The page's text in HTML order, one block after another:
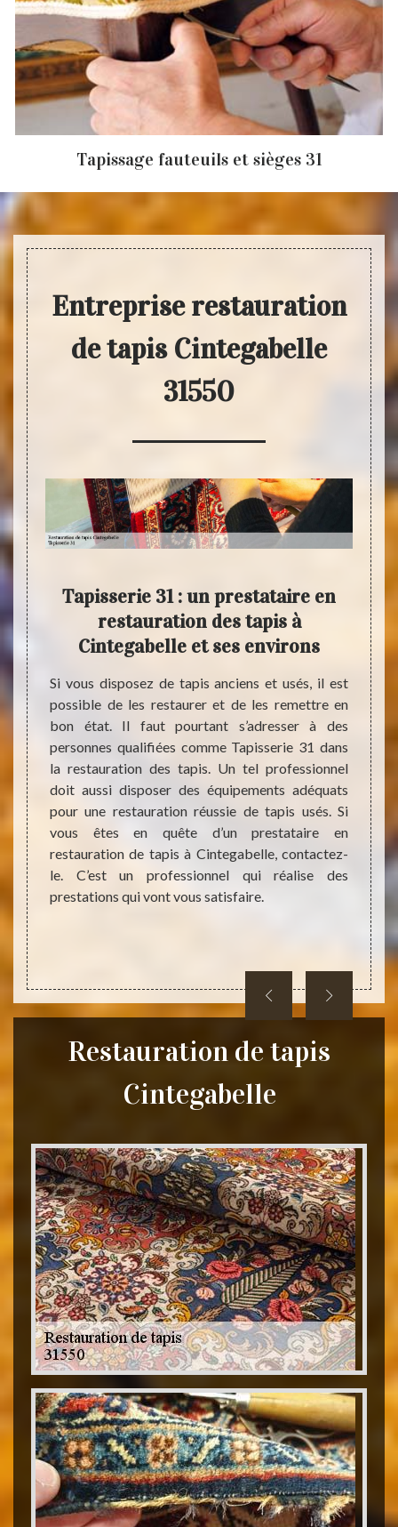
Tapissage fauteuils et sièges 31
Entreprise restauration
de tapis Cintegabelle
31550
de
est
état.
plus,
Si
en
des
Tapisserie 31 : un prestataire en
restauration des tapis à
Cintegabelle et ses environs
Si vous disposez de tapis anciens et usés, il est
possible de les restaurer et de les remettre en
bon état. Il faut pourtant s’adresser à des
personnes qualifiées comme Tapisserie 31 dans
la restauration des tapis. Un tel professionnel
doit aussi disposer des équipements adéquats
pour une restauration réussie de tapis usés. Si
vous êtes en quête d’un prestataire en
restauration de tapis à Cintegabelle, contactez-
le. C’est un professionnel qui réalise des
prestations qui vont vous satisfaire.
Les
qui,
faut
état
31
de
Restauration de tapis
Cintegabelle